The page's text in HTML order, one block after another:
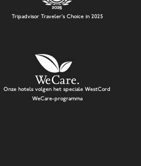
Tripadvisor Traveler's Choice in 2025
Onze hotels volgen het speciale WestCord
WeCare-programma